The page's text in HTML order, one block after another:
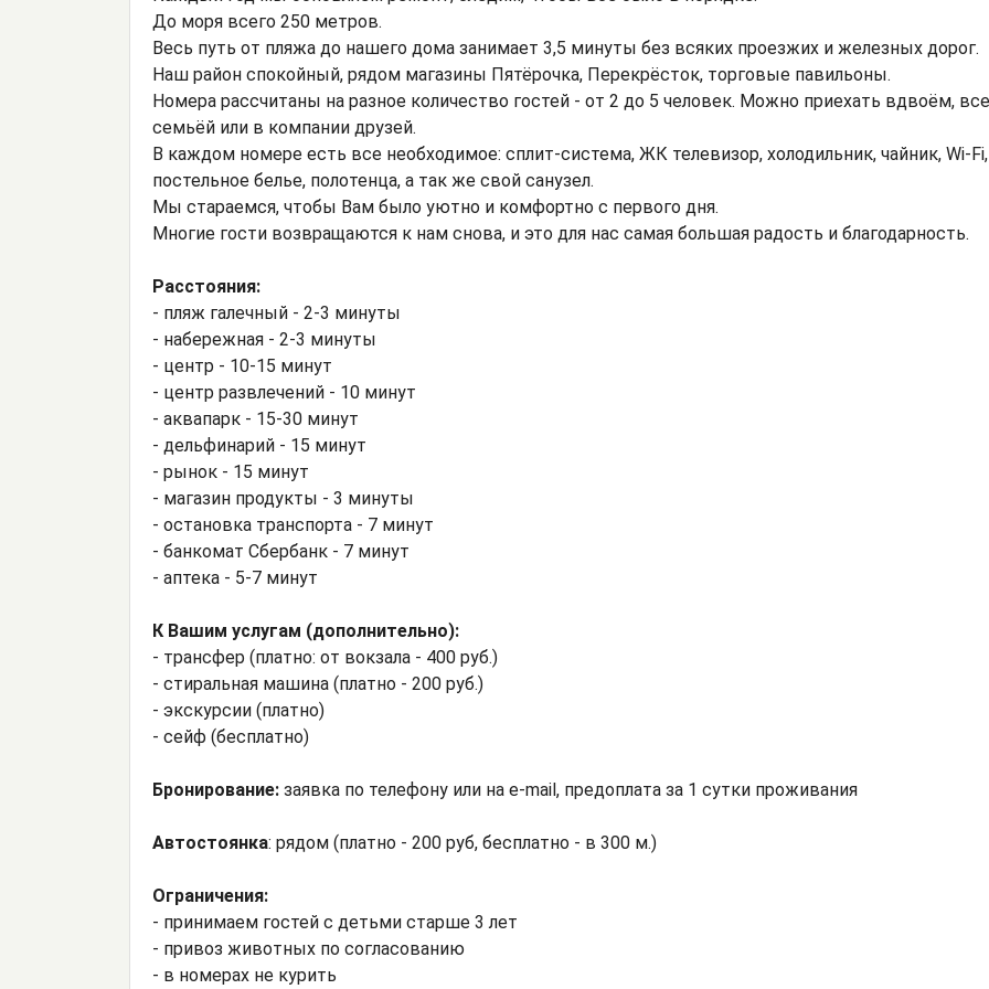
До моря всего 250 метров.
Весь путь от пляжа до нашего дома занимает 3,5 минуты без всяких проезжих и железных дорог.
Наш район спокойный, рядом магазины Пятёрочка, Перекрёсток, торговые павильоны.
Номера рассчитаны на разное количество гостей - от 2 до 5 человек. Можно приехать вдвоём,
семьёй или в компании друзей.
В каждом номере есть все необходимое: сплит-система, ЖК телевизор, холодильник, чайник, Wi-Fi,
постельное белье, полотенца, а так же свой санузел.
Мы стараемся, чтобы Вам было уютно и комфортно с первого дня.
Многие гости возвращаются к нам снова, и это для нас самая большая радость и благодарность.
Расстояния:
- пляж галечный - 2-3 минуты
- набережная - 2-3 минуты
- центр - 10-15 минут
- центр развлечений - 10 минут
- аквапарк - 15-30 минут
- дельфинарий - 15 минут
- рынок - 15 минут
- магазин продукты - 3 минуты
- остановка транспорта - 7 минут
- банкомат Сбербанк - 7 минут
- аптека - 5-7 минут
К Вашим услугам (дополнительно):
- трансфер (платно: от вокзала - 400 руб.)
- стиральная машина (платно - 200 руб.)
- экскурсии (платно)
- сейф (бесплатно)
Бронирование: заявка по телефону или на e-mail, предоплата за 1 сутки проживания
Автостоянка: рядом (платно - 200 руб, бесплатно - в 300 м.)
Ограничения:
- принимаем гостей с детьми старше 3 лет
- привоз животных по согласованию
- в номерах не курить